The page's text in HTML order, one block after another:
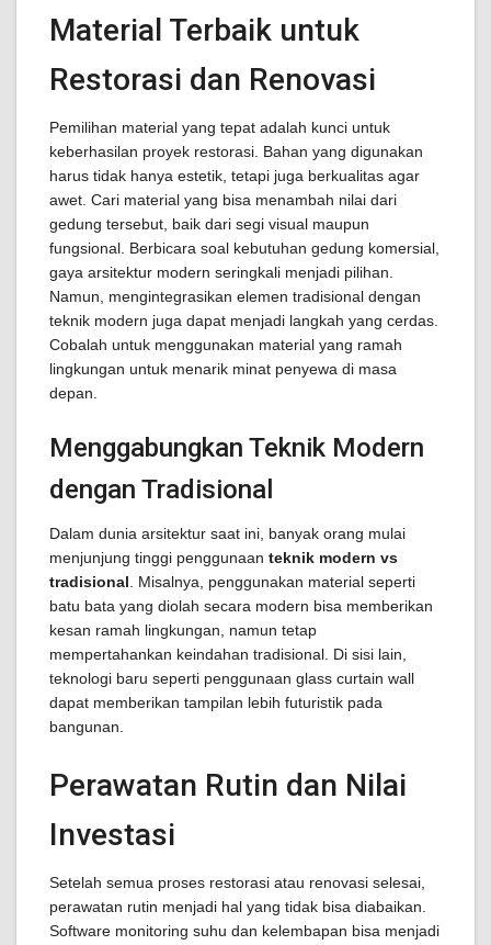
Material Terbaik untuk
Restorasi dan Renovasi
Pemilihan material yang tepat adalah kunci untuk
keberhasilan proyek restorasi. Bahan yang digunakan
harus tidak hanya estetik, tetapi juga berkualitas agar
awet. Cari material yang bisa menambah nilai dari
gedung tersebut, baik dari segi visual maupun
fungsional. Berbicara soal kebutuhan gedung komersial,
gaya arsitektur modern seringkali menjadi pilihan.
Namun, mengintegrasikan elemen tradisional dengan
teknik modern juga dapat menjadi langkah yang cerdas.
Cobalah untuk menggunakan material yang ramah
lingkungan untuk menarik minat penyewa di masa
depan.
Menggabungkan Teknik Modern
dengan Tradisional
Dalam dunia arsitektur saat ini, banyak orang mulai
menjunjung tinggi penggunaan teknik modern vs
tradisional . Misalnya, penggunakan material seperti
batu bata yang diolah secara modern bisa memberikan
kesan ramah lingkungan, namun tetap
mempertahankan keindahan tradisional. Di sisi lain,
teknologi baru seperti penggunaan glass curtain wall
dapat memberikan tampilan lebih futuristik pada
bangunan.
Perawatan Rutin dan Nilai
Investasi
Setelah semua proses restorasi atau renovasi selesai,
perawatan rutin menjadi hal yang tidak bisa diabaikan.
Software monitoring suhu dan kelembapan bisa menjadi